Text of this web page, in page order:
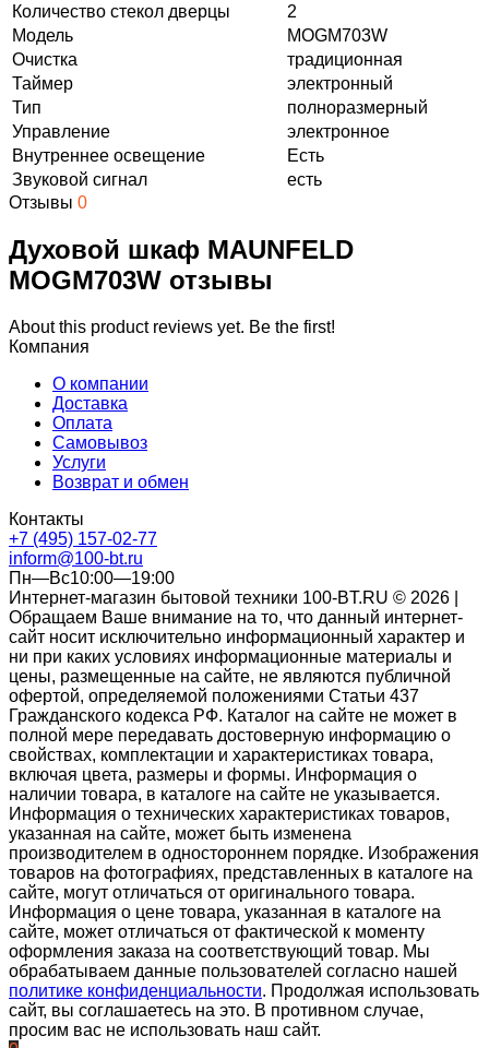
Количество стекол дверцы
2
Модель
MOGM703W
Очистка
традиционная
Таймер
электронный
Тип
полноразмерный
Управление
электронное
Внутреннее освещение
Есть
Звуковой сигнал
есть
Отзывы 0
Духовой шкаф MAUNFELD
MOGM703W отзывы
About this product reviews yet. Be the first!
Компания
О компании
Доставка
Оплата
Самовывоз
Услуги
Возврат и обмен
Контакты
+7 (495) 157-02-77
inform@100-bt.ru
Пн—Вс10:00—19:00
Интернет-магазин бытовой техники 100-BT.RU © 2026 |
Обращаем Ваше внимание на то, что данный интернет-
сайт носит исключительно информационный характер и
ни при каких условиях информационные материалы и
цены, размещенные на сайте, не являются публичной
офертой, определяемой положениями Статьи 437
Гражданского кодекса РФ. Каталог на сайте не может в
полной мере передавать достоверную информацию о
свойствах, комплектации и характеристиках товара,
включая цвета, размеры и формы. Информация о
наличии товара, в каталоге на сайте не указывается.
Информация о технических характеристиках товаров,
указанная на сайте, может быть изменена
производителем в одностороннем порядке. Изображения
товаров на фотографиях, представленных в каталоге на
сайте, могут отличаться от оригинального товара.
Информация о цене товара, указанная в каталоге на
сайте, может отличаться от фактической к моменту
оформления заказа на соответствующий товар. Мы
обрабатываем данные пользователей согласно нашей
политике конфиденциальности. Продолжая использовать
сайт, вы соглашаетесь на это. В противном случае,
просим вас не использовать наш сайт.